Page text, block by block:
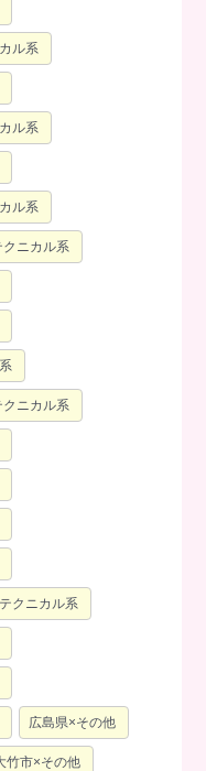
ル系
ル系
ル系
ニカル系
ニカル系
クニカル系
広島県×その他
竹市×その他